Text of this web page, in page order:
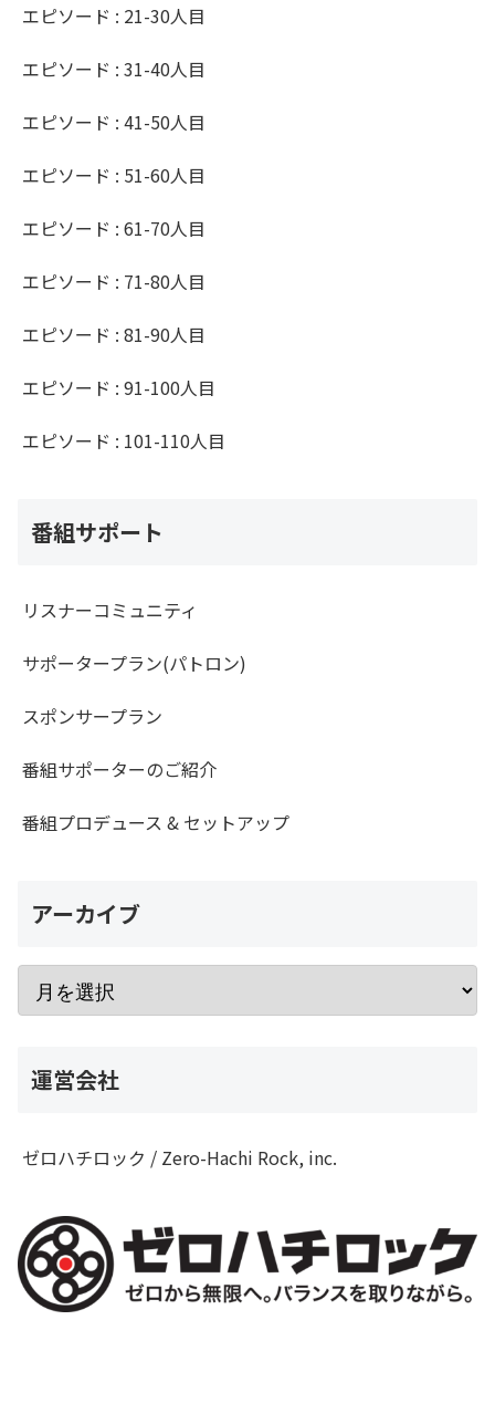
エピソード : 21-30人目
エピソード : 31-40人目
エピソード : 41-50人目
エピソード : 51-60人目
エピソード : 61-70人目
エピソード : 71-80人目
エピソード : 81-90人目
エピソード : 91-100人目
エピソード : 101-110人目
番組サポート
リスナーコミュニティ
サポータープラン(パトロン)
スポンサープラン
番組サポーターのご紹介
番組プロデュース & セットアップ
アーカイブ
運営会社
ゼロハチロック / Zero-Hachi Rock, inc.